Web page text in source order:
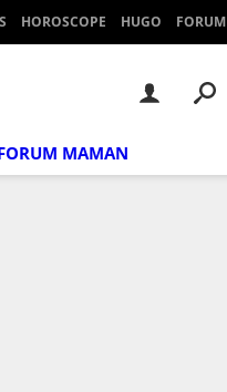
HOROSCOPE HUGO FORUM
MAMAN